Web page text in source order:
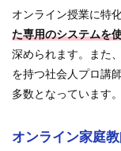
オンライン授業に特
た専用のシステムを
深められます。また
を持つ社会人プロ講
多数となっています。
オンライン家庭